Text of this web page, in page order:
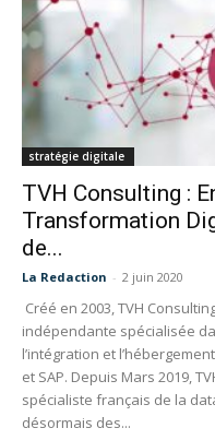
stratégie digitale
TVH Consulting :
Transformation
de...
La Redaction - 2 juin 2020
Créé en 2003, TVH
indépendante spécialisée
l’intégration et
et SAP. Depuis Mars 2019,
spécialiste français de la
désormais des...